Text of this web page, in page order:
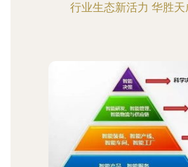
行业生态新活力 华胜